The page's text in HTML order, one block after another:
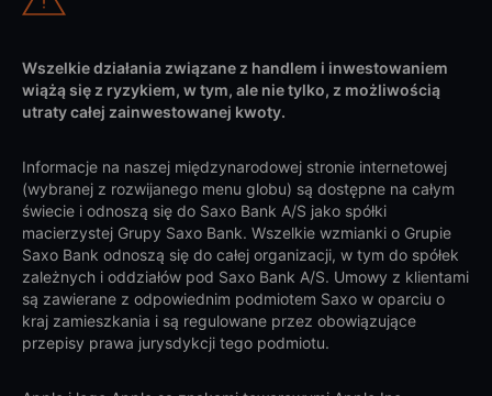
Wszelkie działania związane z handlem i inwestowaniem
wiążą się z ryzykiem, w tym, ale nie tylko, z możliwością
utraty całej zainwestowanej kwoty.
Informacje na naszej międzynarodowej stronie internetowej
(wybranej z rozwijanego menu globu) są dostępne na całym
świecie i odnoszą się do Saxo Bank A/S jako spółki
macierzystej Grupy Saxo Bank. Wszelkie wzmianki o Grupie
Saxo Bank odnoszą się do całej organizacji, w tym do spółek
zależnych i oddziałów pod Saxo Bank A/S. Umowy z klientami
są zawierane z odpowiednim podmiotem Saxo w oparciu o
kraj zamieszkania i są regulowane przez obowiązujące
przepisy prawa jurysdykcji tego podmiotu.